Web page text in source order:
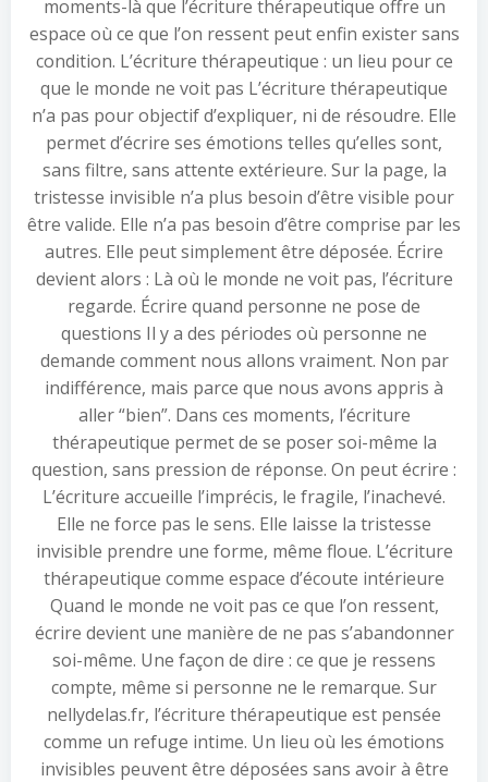
moments-là que l’écriture thérapeutique offre un
espace où ce que l’on ressent peut enfin exister sans
condition. L’écriture thérapeutique : un lieu pour ce
que le monde ne voit pas L’écriture thérapeutique
n’a pas pour objectif d’expliquer, ni de résoudre. Elle
permet d’écrire ses émotions telles qu’elles sont,
sans filtre, sans attente extérieure. Sur la page, la
tristesse invisible n’a plus besoin d’être visible pour
être valide. Elle n’a pas besoin d’être comprise par les
autres. Elle peut simplement être déposée. Écrire
devient alors : Là où le monde ne voit pas, l’écriture
regarde. Écrire quand personne ne pose de
questions Il y a des périodes où personne ne
demande comment nous allons vraiment. Non par
indifférence, mais parce que nous avons appris à
aller “bien”. Dans ces moments, l’écriture
thérapeutique permet de se poser soi-même la
question, sans pression de réponse. On peut écrire :
L’écriture accueille l’imprécis, le fragile, l’inachevé.
Elle ne force pas le sens. Elle laisse la tristesse
invisible prendre une forme, même floue. L’écriture
thérapeutique comme espace d’écoute intérieure
Quand le monde ne voit pas ce que l’on ressent,
écrire devient une manière de ne pas s’abandonner
soi-même. Une façon de dire : ce que je ressens
compte, même si personne ne le remarque. Sur
nellydelas.fr, l’écriture thérapeutique est pensée
comme un refuge intime. Un lieu où les émotions
invisibles peuvent être déposées sans avoir à être